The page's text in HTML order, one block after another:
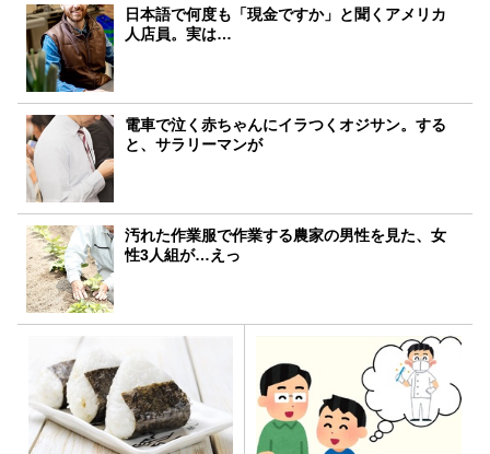
日本語で何度も「現金ですか」と聞くアメリカ
人店員。実は…
電車で泣く赤ちゃんにイラつくオジサン。する
と、サラリーマンが
汚れた作業服で作業する農家の男性を見た、女
性3人組が…えっ